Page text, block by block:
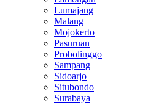
Lumajang
Malang
Mojokerto
Pasuruan
Probolinggo
Sampang
Sidoarjo
Situbondo
Surabaya